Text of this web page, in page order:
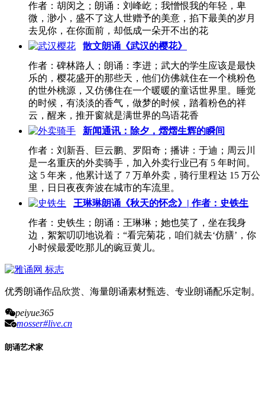
作者：胡闵之；朗诵：刘峰屹；我憎恨我的年轻，卑
微，渺小，盛不了这人世赠予的美意，掐下最美的岁月
去见你，在你面前，却低成一朵开不出的花
散文朗诵《武汉的樱花》
作者：碑林路人；朗诵：李进；武大的学生应该是最快
乐的，樱花盛开的那些天，他们仿佛就住在一个桃粉色
的世外桃源，又仿佛住在一个暖暖的童话世界里。睡觉
的时候，有淡淡的香气，做梦的时候，踏着粉色的祥
云，醒来，推开窗就是满世界的鸟语花香
新闻通讯：除夕，熠熠生辉的瞬间
作者：刘新吾、巨云鹏、罗阳奇；播讲：于迪；周云川
是一名重庆的外卖骑手，加入外卖行业已有 5 年时间。
这 5 年来，他累计送了 7 万单外卖，骑行里程达 15 万公
里，日日夜夜奔波在城市的车流里。
王琳琳朗诵《秋天的怀念》| 作者：史铁生
作者：史铁生；朗诵：王琳琳；她也笑了，坐在我身
边，絮絮叨叨地说着：“看完菊花，咱们就去‘仿膳’，你
小时候最爱吃那儿的豌豆黄儿。
优秀朗诵作品欣赏、海量朗诵素材甄选、专业朗诵配乐定制。
peiyue365
mosser#live.cn
朗诵艺术家